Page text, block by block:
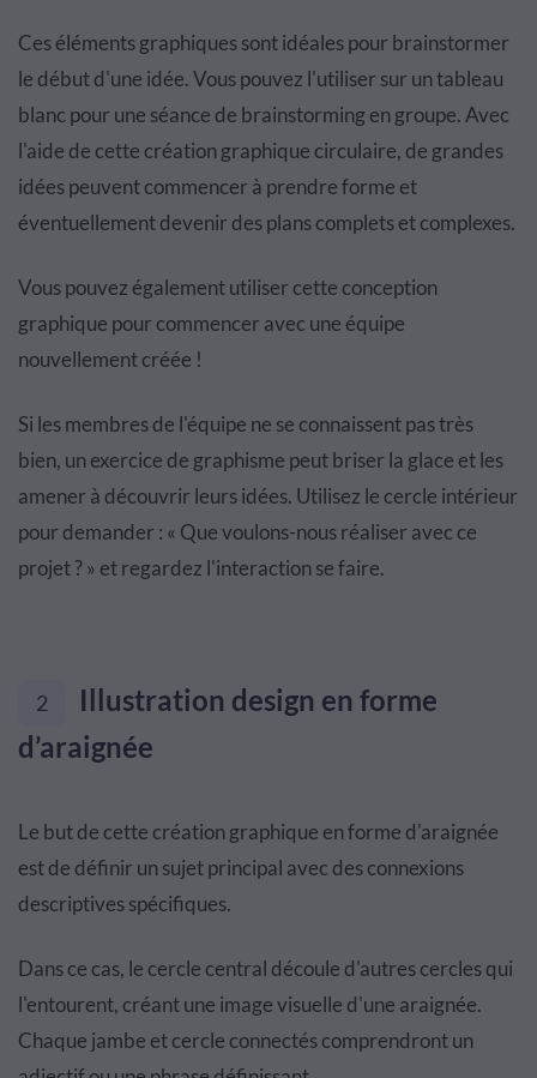
Ces éléments graphiques sont idéales pour brainstormer
le début d'une idée. Vous pouvez l'utiliser sur un tableau
blanc pour une séance de brainstorming en groupe. Avec
l'aide de cette création graphique circulaire, de grandes
idées peuvent commencer à prendre forme et
éventuellement devenir des plans complets et complexes.
Vous pouvez également utiliser cette conception
graphique pour commencer avec une équipe
nouvellement créée !
Si les membres de l'équipe ne se connaissent pas très
bien, un exercice de graphisme peut briser la glace et les
amener à découvrir leurs idées. Utilisez le cercle intérieur
pour demander : « Que voulons-nous réaliser avec ce
projet ? » et regardez l'interaction se faire.
2
Illustration design en forme
d’araignée
Le but de cette création graphique en forme d'araignée
est de définir un sujet principal avec des connexions
descriptives spécifiques.
Dans ce cas, le cercle central découle d'autres cercles qui
l'entourent, créant une image visuelle d'une araignée.
Chaque jambe et cercle connectés comprendront un